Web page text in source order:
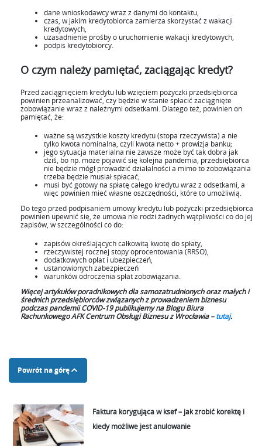
dane wnioskodawcy wraz z danymi do kontaktu,
czas, w jakim kredytobiorca zamierza skorzystać z wakacji
kredytowych,
uzasadnienie prośby o uruchomienie wakacji kredytowych,
podpis kredytobiorcy.
O czym należy pamiętać, zaciągając kredyt?
Przed zaciągnięciem kredytu lub wzięciem pożyczki przedsiębiorca
powinien przeanalizować, czy będzie w stanie spłacić zaciągnięte
zobowiązanie wraz z należnymi odsetkami. Dlatego też, powinien on
pamiętać, że:
ważne są wszystkie koszty kredytu (stopa rzeczywista) a nie
tylko kwota nominalna, czyli kwota netto + prowizja banku;
jego sytuacja materialna nie zawsze może być tak dobra jak
dziś, bo np. może pojawić się kolejna pandemia, przedsiębiorca
nie będzie mógł prowadzić działalności a mimo to zobowiązania
trzeba będzie musiał spłacać;
musi być gotowy na spłatę całego kredytu wraz z odsetkami, a
więc powinien mieć własne oszczędności, które to umożliwią.
Do tego przed podpisaniem umowy kredytu lub pożyczki przedsiębiorca
powinien upewnić się, że umowa nie rodzi żadnych wątpliwości co do jej
zapisów, w szczególności co do:
zapisów określających całkowitą kwotę do spłaty,
rzeczywistej rocznej stopy oprocentowania (RRSO),
dodatkowych opłat i ubezpieczeń,
ustanowionych zabezpieczeń
warunków odroczenia spłat zobowiązania.
Więcej artykułów poradnikowych dla samozatrudnionych oraz małych i
średnich przedsiębiorców związanych z prowadzeniem biznesu
podczas pandemii COVID-19 publikujemy na Blogu Biura
Rachunkowego AFK Centrum Obsługi Biznesu z Wrocławia –tutaj.
Powrót na górę
Faktura korygująca w ksef – jak zrobić korektę i
kiedy możliwe jest anulowanie